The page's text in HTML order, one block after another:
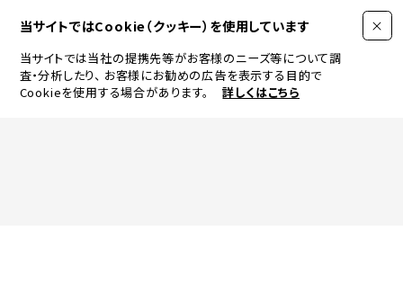
当サイトではCookie（クッキー）を使用しています
当サイトでは当社の提携先等がお客様のニーズ等について調
査・分析したり、 お客様にお勧めの広告を表示する目的で
Cookieを使用する場合があります。
詳しくはこちら